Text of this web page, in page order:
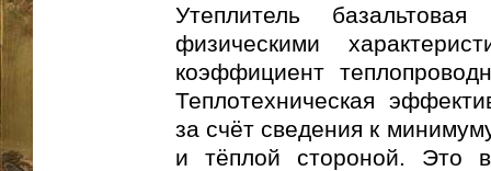
Утеплитель
физическими
коэффициент
Теплотехническая
за счёт сведения к
и тёплой стороной. Это